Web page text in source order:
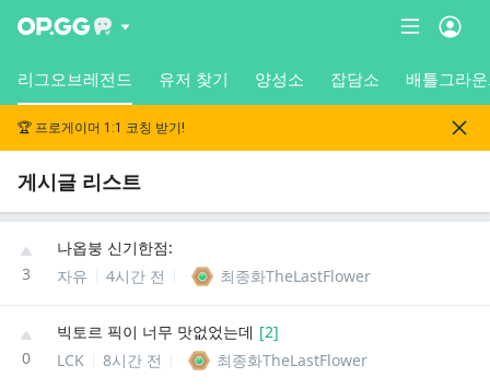
리그오브레전드 유저 찾기 양성소 잡담소 배틀그라
🏆 프로게이머 1:1 코칭 받기!
게시글 리스트
3
나옵붕 신기한점:
자유
4시간 전 최종화TheLastFlower
0
빅토르 픽이 너무 맛없었는데 [2]
LCK
8시간 전 최종화TheLastFlower